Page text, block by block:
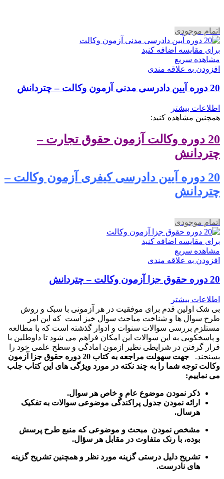
اتمام موجودی
برای مقایسه اضافه کنید
مشاهده سریع
افزودن به علاقه مندی
20 دوره آیین دادرسی مدنی آزمون وکالت – چتردانش
اطلاعات بیشتر
همچنین مشاهده کنید:
20 دوره وکالت آزمون حقوق تجارت –
چتردانش
20 دوره آیین دادرسی کیفری آزمون وکالت –
چتردانش
اتمام موجودی
برای مقایسه اضافه کنید
مشاهده سریع
افزودن به علاقه مندی
20 دوره حقوق جزا آزمون وکالت – چتردانش
اطلاعات بیشتر
بی شک اولین قدم برای موفقیت در هر آزمونی با سبک و روش
طرح سوال ها و شناخت مباحث سوال خیز است که این امر
مستلزم بررسی سوالات سنوات و ادوار گذشته است که با مطالعه
و پاسخکویی به این سوالات این امکان فراهم می شود تا داوطلین با
قرار گرفتن در شرایطی نظیر ازمون امادگی و سطح علمی خود را
بسنجند.
جهت سهولت مراجعه به کتاب 20 دوره حقوق جزا آزمون
وکالت توجه شما را به چند نکته در مورد ویژگی های این کتاب جلب
می نماییم:
ذکر نمودن موضوع عام و خاص هر سوال.
ارائه نمودن جدول پراکندگی موضوعی سوالات به تفکیک
هرسال.
مشخص نمودن مبحث و موضوعی که منبع طرح پرسش
بوده، با رنک متفاوت در مقابل هر سؤال.
تشریح دلیل درستی گزینه مورد نظر و همچنین تشریح گزینه
های نادرست.